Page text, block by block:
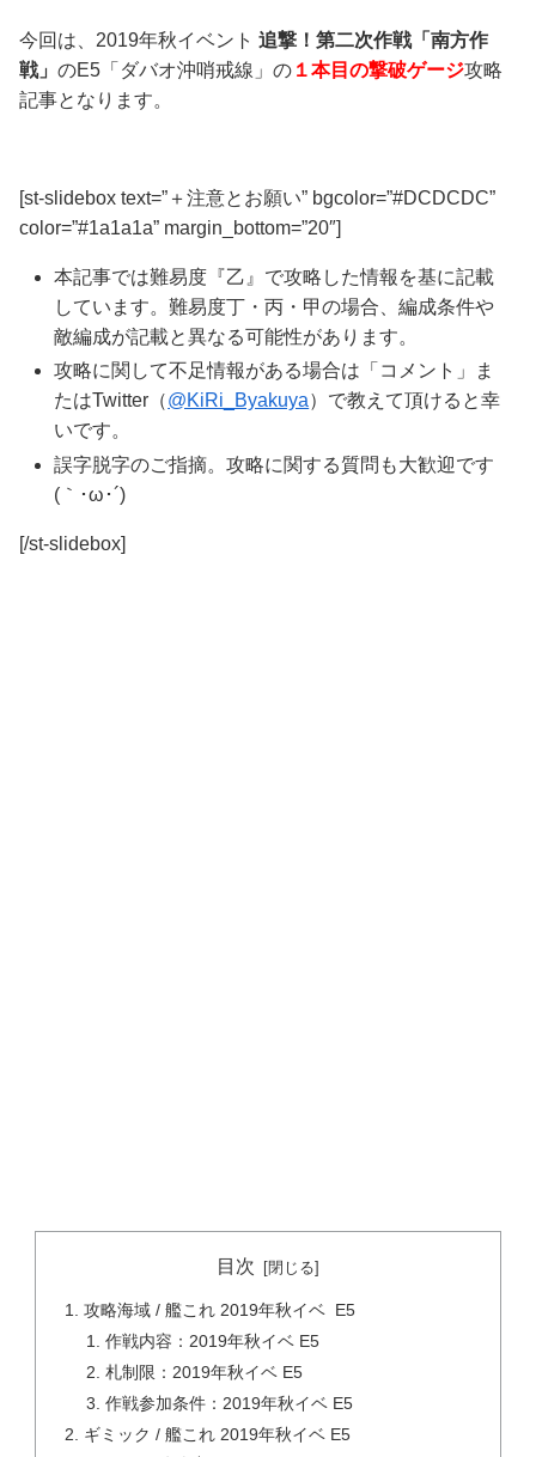
今回は、2019年秋イベント 追撃！第二次作戦「南方作
戦」 のE5 「ダバオ沖哨戒線」 の １本目の撃破ゲージ攻略
記事となります。
[st-slidebox text=”＋注意とお願い” bgcolor=”#DCDCDC”
color=”#1a1a1a” margin_bottom=”20″]
本記事では難易度『乙』 で攻略した情報を基に記載
しています。難易度丁・丙・甲の場合、編成条件や
敵編成が記載と異なる可能性があります。
攻略に関して不足情報がある場合は「コメント」ま
たはTwitter（@KiRi_Byakuya）で教えて頂けると幸
いです。
誤字脱字のご指摘。攻略に関する質問も大歓迎です
(｀･ω･´)ゞ
[/st-slidebox]
目次
攻略海域 / 艦これ 2019年秋イベ E5
作戦内容：2019年秋イベ E5
札制限：2019年秋イベ E5
作戦参加条件：2019年秋イベ E5
ギミック / 艦これ 2019年秋イベ E5